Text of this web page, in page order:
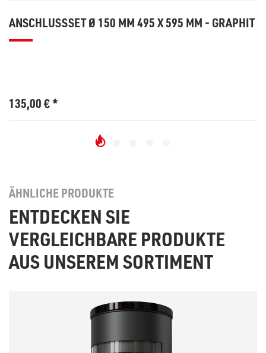
ANSCHLUSSSET Ø 150 MM 495 X 595 MM - GRAPHIT
135,00€*
ÄHNLICHE PRODUKTE
ENTDECKEN SIE
VERGLEICHBARE PRODUKTE
AUS UNSEREM SORTIMENT